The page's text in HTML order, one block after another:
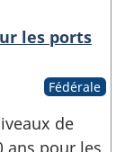
les ports
Fédérale
de
ans pour les